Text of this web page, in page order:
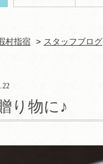
村指宿 スタッフブログ
り物に♪